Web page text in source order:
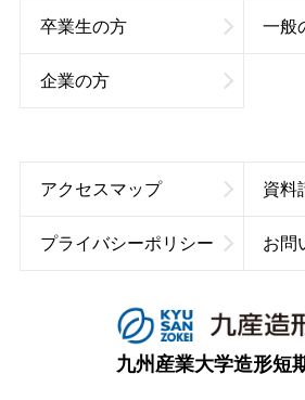
卒業生の方 一般
企業の方
アクセスマップ 資料
プライバシーポリシー お問
九州産業大学造形短